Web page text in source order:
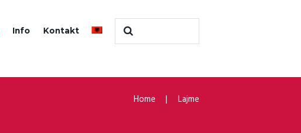
Info Kontakt
Home Lajme